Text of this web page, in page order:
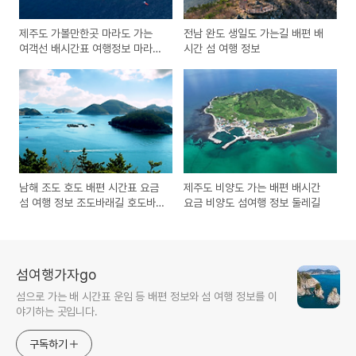
제주도 가볼만한곳 마라도 가는
여객선 배시간표 여행정보 마라도
전남 완도 생일도 가는길 배편 배
시간 섬 여행 정보
남해 조도 호도 배편 시간표 요금
섬 여행 정보 조도바래길 호도바
제주도 비양도 가는 배편 배시간
요금 비양도 섬여행 정보 둘레길
섬여행가자go
섬으로 가는 배 시간표 운임 등 배편 정보와 섬 여행 정보를 이
야기하는 곳입니다.
구독하기